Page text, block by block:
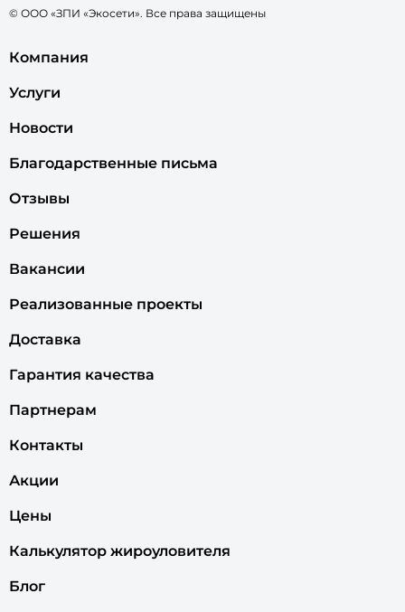
© ООО «ЗПИ «Экосети». Все права защищены
Компания
Услуги
Новости
Благодарственные письма
Отзывы
Решения
Вакансии
Реализованные проекты
Доставка
Гарантия качества
Партнерам
Контакты
Акции
Цены
Калькулятор жироуловителя
Блог